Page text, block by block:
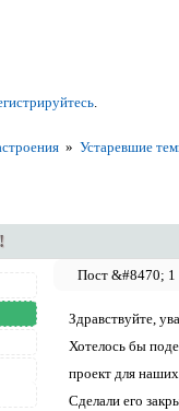
.
» Устаревшие
1
Здравствуйте,
Хотелось бы
проект для
Сделали его